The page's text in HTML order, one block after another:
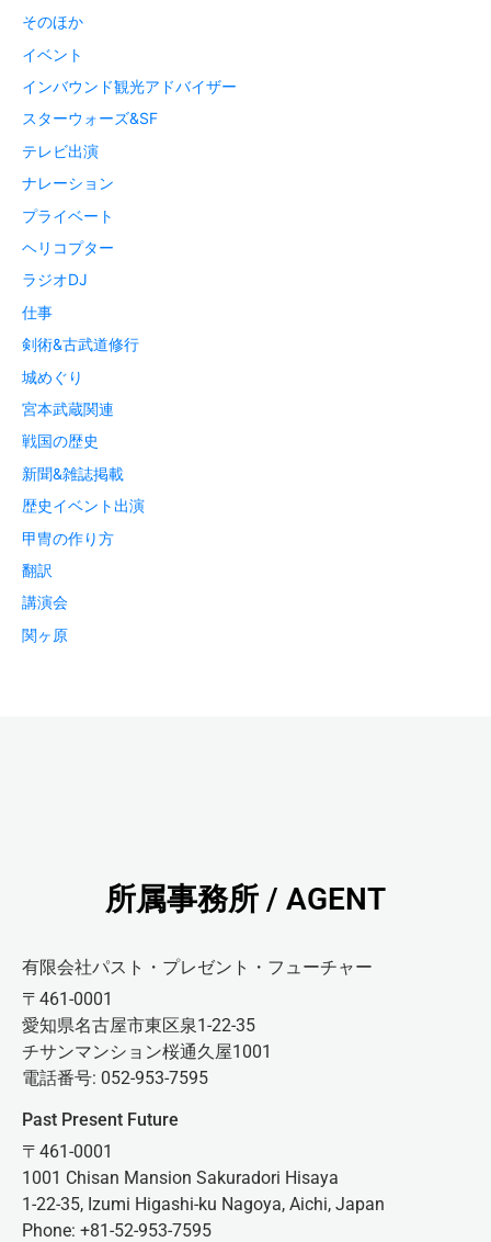
そのほか
イベント
インバウンド観光アドバイザー
スターウォーズ&SF
テレビ出演
ナレーション
プライベート
ヘリコプター
ラジオDJ
仕事
剣術&古武道修行
城めぐり
宮本武蔵関連
戦国の歴史
新聞&雑誌掲載
歴史イベント出演
甲冑の作り方
翻訳
講演会
関ヶ原
所属事務所 / AGENT
有限会社パスト・プレゼント・フューチャー
〒461-0001
愛知県名古屋市東区泉1-22-35
チサンマンション桜通久屋1001
電話番号: 052-953-7595
Past Present Future
〒461-0001
1001 Chisan Mansion Sakuradori Hisaya
1-22-35, Izumi Higashi-ku Nagoya, Aichi, Japan
Phone: +81-52-953-7595